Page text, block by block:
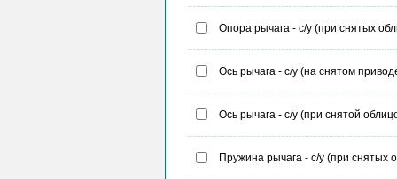
Опора рычага - с/у (при снятых
Ось рычага - с/у (на снятом
Ось рычага - с/у (при снятой
Пружина рычага - с/у (при снятых